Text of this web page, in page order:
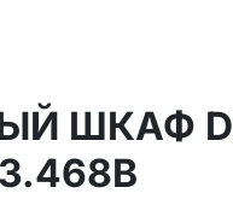
ШКАФ